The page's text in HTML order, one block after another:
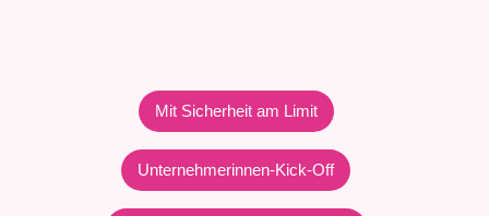
Mit Sicherheit am Limit
Unternehmerinnen-Kick-Off